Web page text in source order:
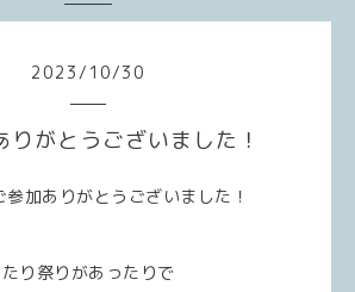
2023/ 10/30
りがとうございました！
加ありがとうございました！
り祭りがあったりで